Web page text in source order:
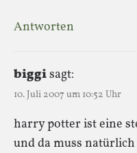
Antworten
biggisagt:
10. Juli 2007 um 10:52 Uhr
harry potter ist eine
und da muss natürlich